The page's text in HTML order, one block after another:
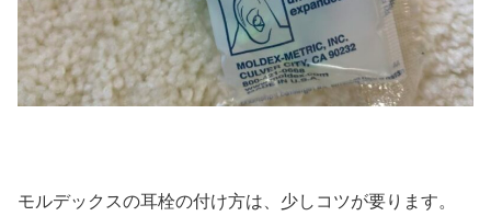
モルデックスの耳栓の付け方は、少しコツが要ります。